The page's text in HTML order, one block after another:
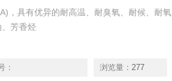
，具有优异的耐高温、耐臭氧、耐候、耐氧
芳香烃
： 浏览量： 277